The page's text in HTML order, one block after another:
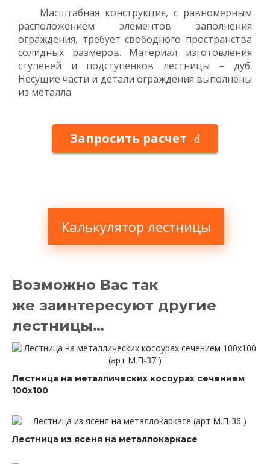
Масштабная конструкция, с равномерным
расположением элементов заполнения
ограждения, требует свободного пространства
солидных размеров. Материал изготовления
ступеней и подступенков лестницы – дуб.
Несущие части и детали ограждения выполнены
из металла.
Запросить расчет
Калькулятор лестницы
Возможно Вас так
же заинтересуют другие
лестницы…
Лестница на металлических косоурах сечением
100х100
Лестница из ясеня на металлокаркасе